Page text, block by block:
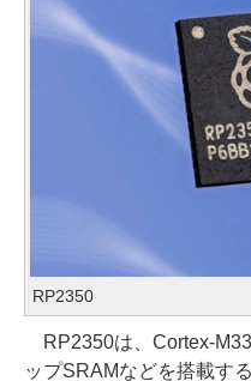
RP2350
RP2350は、Cortex-
ップSRAMなどを搭載す